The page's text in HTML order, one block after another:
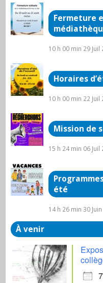
Fermeture
10 h 00 min 29 Juil
Horaires
10 h 00 min 22 Juil
Mission de
15 h 24 min 06 Juil
été
14 h 26 min 30
À venir